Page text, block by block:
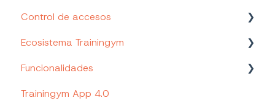
Trainingym Academy
Control de accesos
Control de accesos Trainingym
Ecosistema Trainingym
Web App Staff
Página web personalizada (Trainingym Easy)
Funcionalidades
Trainingym Payments
Trainingym App 4.0